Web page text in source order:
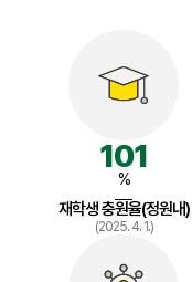
101
%
재학생 충원율(정원내)
(2025. 4. 1.)